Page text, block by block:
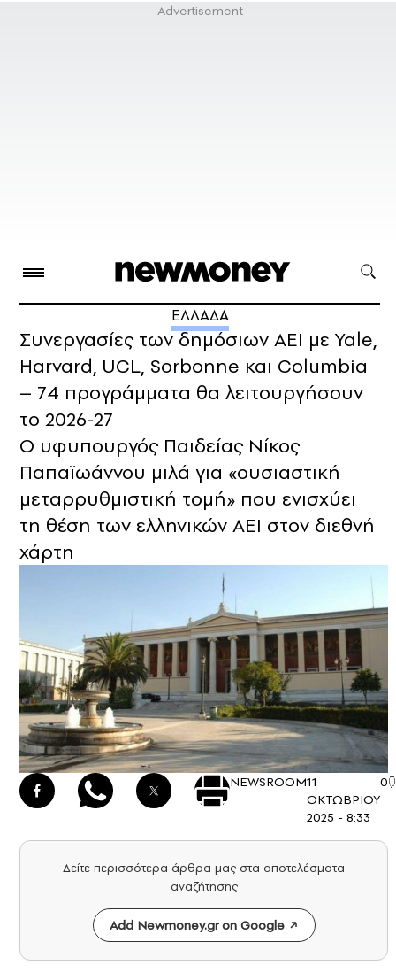
ΕΛΛΑΔΑ
Συνεργασίες των δημόσιων ΑΕΙ με Yale,
Harvard, UCL, Sorbonne και Columbia
– 74 προγράμματα θα λειτουργήσουν
το 2026-27
Ο υφυπουργός Παιδείας Νίκος
Παπαϊωάννου μιλά για «ουσιαστική
μεταρρυθμιστική τομή» που ενισχύει
τη θέση των ελληνικών ΑΕΙ στον διεθνή
χάρτη
NEWSROOM11
ΟΚΤΩΒΡΙΟΥ
2025 - 8:33
0
Δείτε περισσότερα άρθρα μας στα αποτελέσματα
αναζήτησης
Add Newmoney.gr on Google